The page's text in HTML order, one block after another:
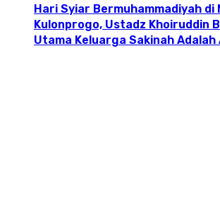
Hari Syiar Bermuhammadiyah di
Kulonprogo, Ustadz Khoiruddin
Utama Keluarga Sakinah Adalah